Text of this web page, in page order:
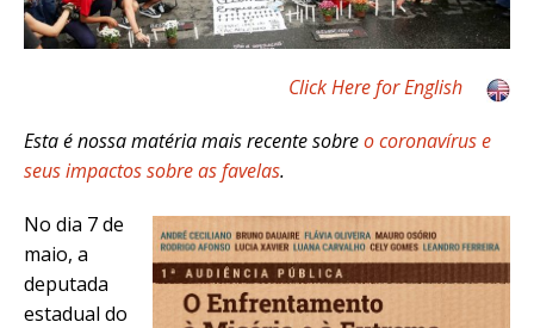
Click Here for English
Esta é nossa matéria mais recente sobreo coronavírus e
seus impactos sobre as favelas.
No dia 7 de
maio, a
deputada
estadual do